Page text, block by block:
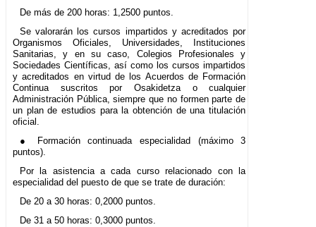
De más de 200 horas: 1,2500 puntos.
Se valorarán los cursos impartidos y acreditados por
Organismos Oficiales, Universidades, Instituciones
Sanitarias, y en su caso, Colegios Profesionales y
Sociedades Científicas, así como los cursos impartidos
y acreditados en virtud de los Acuerdos de Formación
Continua suscritos por Osakidetza o cualquier
Administración Pública, siempre que no formen parte de
un plan de estudios para la obtención de una titulación
oficial.
● Formación continuada especialidad (máximo 3
puntos).
Por la asistencia a cada curso relacionado con la
especialidad del puesto de que se trate de duración:
De 20 a 30 horas: 0,2000 puntos.
De 31 a 50 horas: 0,3000 puntos.